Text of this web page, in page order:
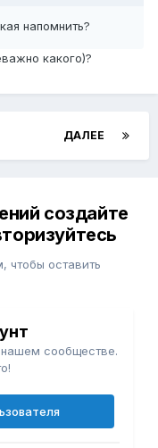
напомнить?
какого)?
ДАЛЕЕ
создайте
чтобы оставить
нашем сообществе.